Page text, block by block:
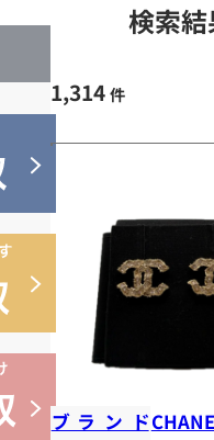
検索
1,314 件
ブランド